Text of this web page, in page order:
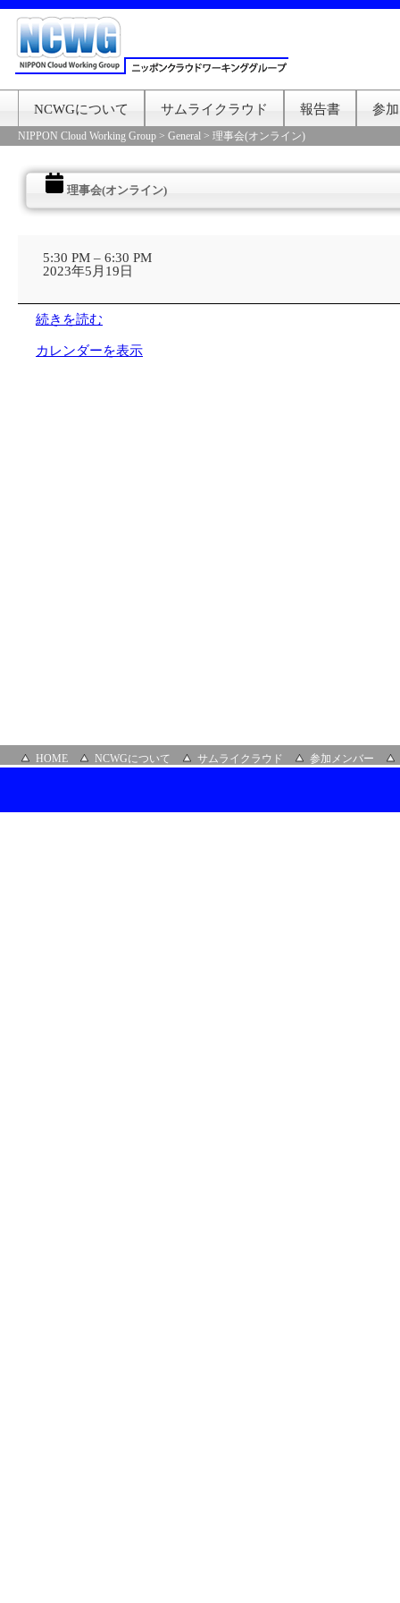
NCWGについて サムライクラウド 報告書 参
NIPPON Cloud Working Group > General > 理事会(オンライン)
理事会(オンライン)
5:30 PM – 6:30 PM
2023年5月19日
続きを読む
カレンダーを表示
HOME NCWGについて サムライクラウド 参加メンバー